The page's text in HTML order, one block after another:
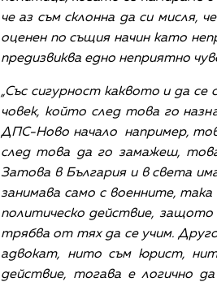
че аз съм склонна да си мисля,
оценен по същия начин като
предизвиква едно неприятно
„Със сигурност каквото и да се
човек, който след това го
ДПС-Ново начало например,
след това да го замажеш,
Затова в България и в света
занимава само с военните,
политическо действие,
трябва от тях да се учим.
адвокат, нито съм юрист,
действие, тогава е логично